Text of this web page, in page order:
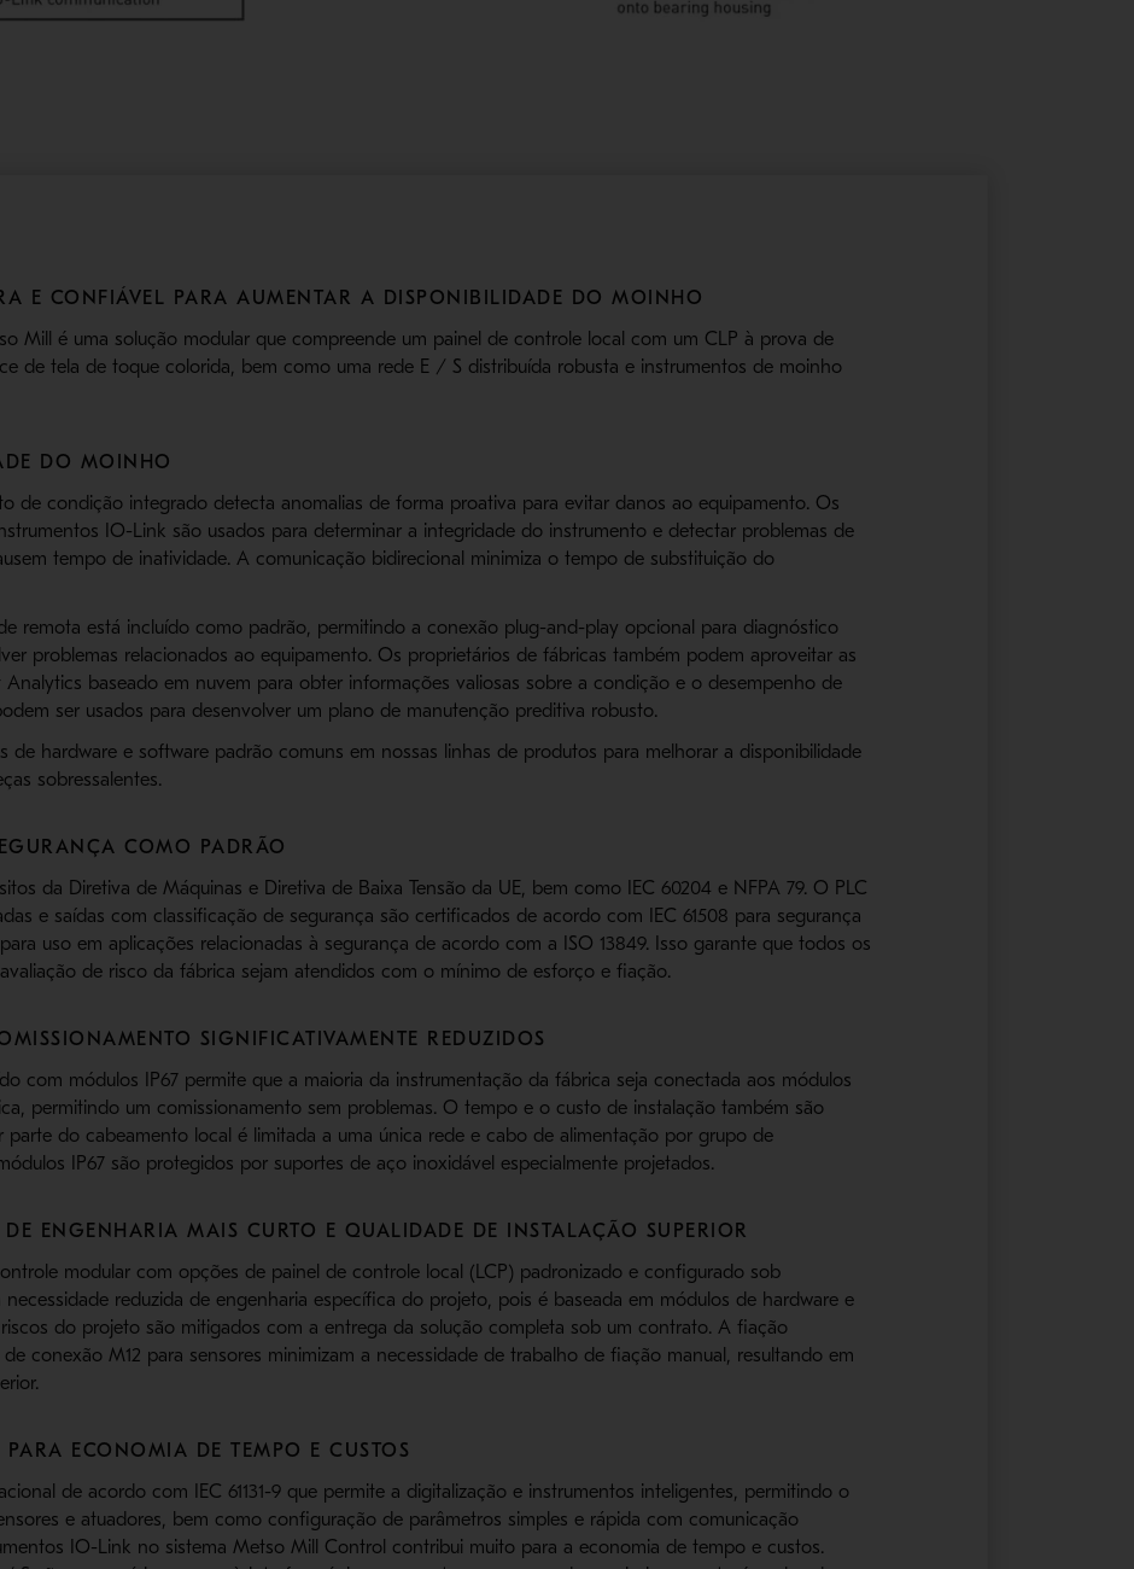
E CONFIÁVEL PARA AUMENTAR A DISPONIBILIDADE DO MOINHO
Mill é uma solução modular que compreende um painel de controle local com um CLP à prova de
de tela de toque colorida, bem como uma rede E / S distribuída robusta e instrumentos de moinho
DO MOINHO
de condição integrado detecta anomalias de forma proativa para evitar danos ao equipamento. Os
IO-Link são usados ​​para determinar a integridade do instrumento e detectar problemas de
tempo de inatividade. A comunicação bidirecional minimiza o tempo de substituição do
remota está incluído como padrão, permitindo a conexão plug-and-play opcional para diagnóstico
problemas relacionados ao equipamento. Os proprietários de fábricas também podem aproveitar as
baseado em nuvem para obter informações valiosas sobre a condição e o desempenho de
ser usados ​​para desenvolver um plano de manutenção preditiva robusto.
de hardware e software padrão comuns em nossas linhas de produtos para melhorar a disponibilidade
sobressalentes.
COMO PADRÃO
da Diretiva de Máquinas e Diretiva de Baixa Tensão da UE, bem como IEC 60204 e NFPA 79. O PLC
e saídas com classificação de segurança são certificados de acordo com IEC 61508 para segurança
uso em aplicações relacionadas à segurança de acordo com a ISO 13849. Isso garante que todos os
de risco da fábrica sejam atendidos com o mínimo de esforço e fiação.
SIGNIFICATIVAMENTE REDUZIDOS
com módulos IP67 permite que a maioria da instrumentação da fábrica seja conectada aos módulos
permitindo um comissionamento sem problemas. O tempo e o custo de instalação também são
parte do cabeamento local é limitada a uma única rede e cabo de alimentação por grupo de
IP67 são protegidos por suportes de aço inoxidável especialmente projetados.
ENGENHARIA MAIS CURTO E QUALIDADE DE INSTALAÇÃO SUPERIOR
modular com opções de painel de controle local (LCP) padronizado e configurado sob
reduzida de engenharia específica do projeto, pois é baseada em módulos de hardware e
do projeto são mitigados com a entrega da solução completa sob um contrato. A fiação
conexão M12 para sensores minimizam a necessidade de trabalho de fiação manual, resultando em
ECONOMIA DE TEMPO E CUSTOS
de acordo com IEC 61131-9 que permite a digitalização e instrumentos inteligentes, permitindo o
e atuadores, bem como configuração de parâmetros simples e rápida com comunicação
IO-Link no sistema Metso Mill Control contribui muito para a economia de tempo e custos.